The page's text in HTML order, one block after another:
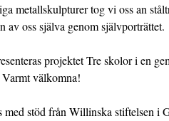
metallskulpturer tog vi oss an
av oss själva genom självporträttet.
projektet Tre skolor i en
välkomna!
med stöd från Willinska stiftelsen i